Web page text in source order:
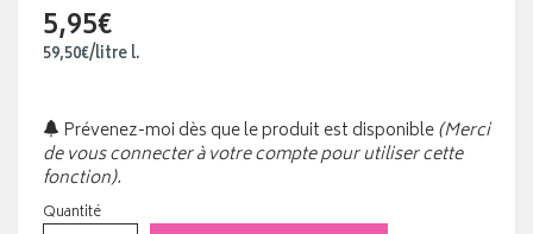
5,95€
59,50€/litrel.
Prévenez-moi dès que le produit est disponible(Merci
de vous connecter à votre compte pour utiliser cette
fonction).
Quantité